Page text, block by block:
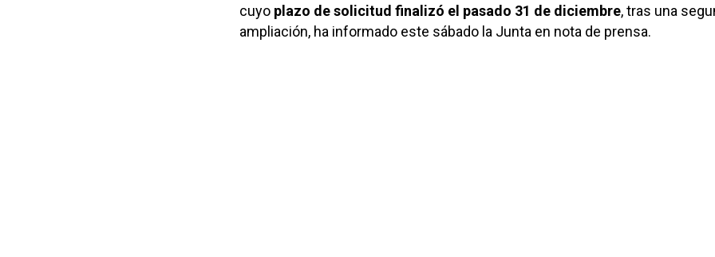
cuyo plazo de solicitud finalizó el pasado 31 de diciembre, tras una
ampliación, ha informado este sábado la Junta en nota de prensa.